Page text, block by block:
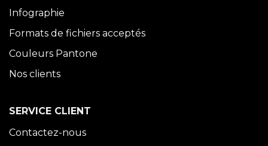
Infographie
Formats de fichiers acceptés
Couleurs Pantone
Nos clients
SERVICE CLIENT
Contactez-nous